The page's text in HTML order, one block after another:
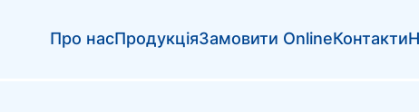
Про насПродукціяЗамовити OnlineКонтакти